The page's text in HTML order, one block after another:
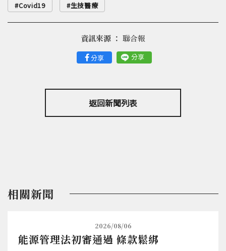
Covid19 生技醫療
分享 分享
資訊來源 ： 聯合報
返回新聞列表
相關新聞
2026/08/06
能源管理法初審通過 條款鬆綁